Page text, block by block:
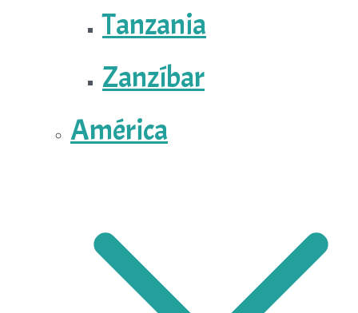
Tanzania
Zanzíbar
América